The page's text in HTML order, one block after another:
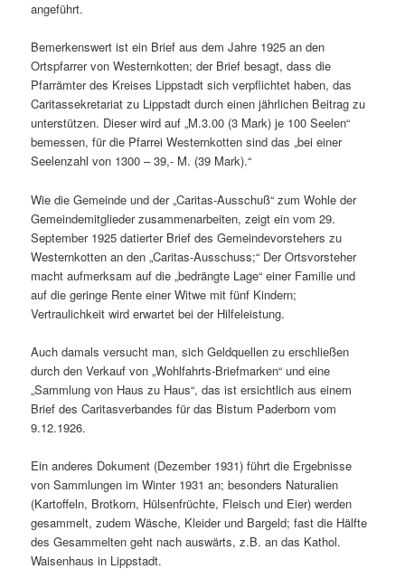
angeführt.
Bemerkenswert ist ein Brief aus dem Jahre 1925 an den
Ortspfarrer von Westernkotten; der Brief besagt, dass die
Pfarrämter des Kreises Lippstadt sich verpflichtet haben, das
Caritassekretariat zu Lippstadt durch einen jährlichen Beitrag zu
unterstützen. Dieser wird auf „M.3.00 (3 Mark) je 100 Seelen“
bemessen, für die Pfarrei Westernkotten sind das „bei einer
Seelenzahl von 1300 – 39,- M. (39 Mark).“
Wie die Gemeinde und der „Caritas-Ausschuß“ zum Wohle der
Gemeindemitglieder zusammenarbeiten, zeigt ein vom 29.
September 1925 datierter Brief des Gemeindevorstehers zu
Westernkotten an den „Caritas-Ausschuss;“ Der Ortsvorsteher
macht aufmerksam auf die „bedrängte Lage“ einer Familie und
auf die geringe Rente einer Witwe mit fünf Kindern;
Vertraulichkeit wird erwartet bei der Hilfeleistung.
Auch damals versucht man, sich Geldquellen zu erschließen
durch den Verkauf von „Wohlfahrts-Briefmarken“ und eine
„Sammlung von Haus zu Haus“, das ist ersichtlich aus einem
Brief des Caritasverbandes für das Bistum Paderborn vom
9.12.1926.
Ein anderes Dokument (Dezember 1931) führt die Ergebnisse
von Sammlungen im Winter 1931 an; besonders Naturalien
(Kartoffeln, Brotkorn, Hülsenfrüchte, Fleisch und Eier) werden
gesammelt, zudem Wäsche, Kleider und Bargeld; fast die Hälfte
des Gesammelten geht nach auswärts, z.B. an das Kathol.
Waisenhaus in Lippstadt.